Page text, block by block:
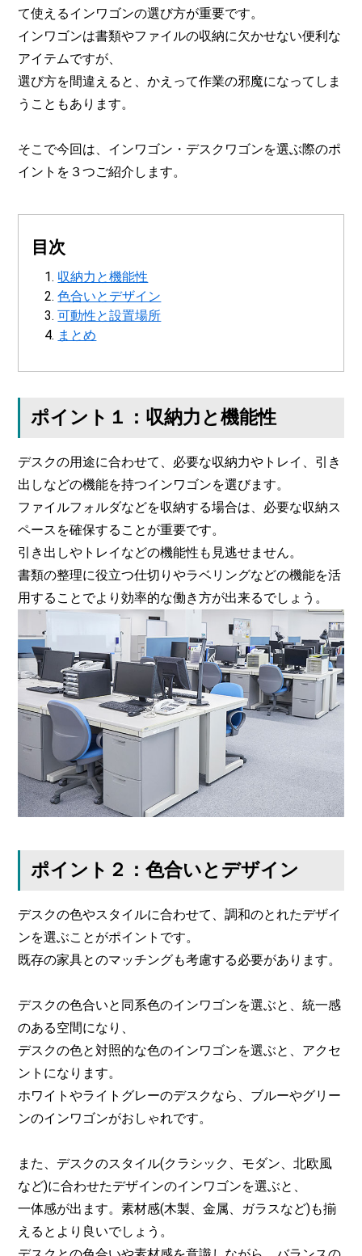
て使えるインワゴンの選び方が重要です。
インワゴンは書類やファイルの収納に欠かせない便利な
アイテムですが、
選び方を間違えると、かえって作業の邪魔になってしま
うこともあります。
そこで今回は、インワゴン・デスクワゴンを選ぶ際のポ
イントを３つご紹介します。
目次
収納力と機能性
色合いとデザイン
可動性と設置場所
まとめ
ポイント１：収納力と機能性
デスクの用途に合わせて、必要な収納力やトレイ、引き
出しなどの機能を持つインワゴンを選びます。
ファイルフォルダなどを収納する場合は、必要な収納ス
ペースを確保することが重要です。
引き出しやトレイなどの機能性も見逃せません。
書類の整理に役立つ仕切りやラベリングなどの機能を活
用することでより効率的な働き方が出来るでしょう。
ポイント２：色合いとデザイン
デスクの色やスタイルに合わせて、調和のとれたデザイ
ンを選ぶことがポイントです。
既存の家具とのマッチングも考慮する必要があります。
デスクの色合いと同系色のインワゴンを選ぶと、統一感
のある空間になり、
デスクの色と対照的な色のインワゴンを選ぶと、アクセ
ントになります。
ホワイトやライトグレーのデスクなら、ブルーやグリー
ンのインワゴンがおしゃれです。
また、デスクのスタイル(クラシック、モダン、北欧風
など)に合わせたデザインのインワゴンを選ぶと、
一体感が出ます。素材感(木製、金属、ガラスなど)も揃
えるとより良いでしょう。